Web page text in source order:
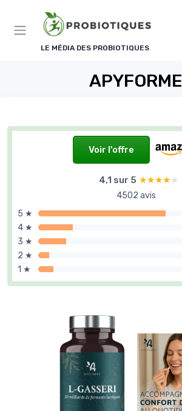
LE MÉDIA DES PROBIOTIQUES
APYFORME
Voir l'offre
4,1 sur 5 ★★★★★
★★★★★
4502 avis
5 ★
4 ★
3 ★
2 ★
1 ★